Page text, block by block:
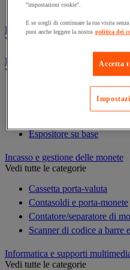
Vetrina per esposizione
Elezione
Vedi tutte le categorie
Espositore
Vedi tutte le categorie
Espositore su base
Incasso e gestione delle monete
Vedi tutte le categorie
Cassetta porta-valuta
Contasoldi e porta-monete
Contatore/separatore di
Scanner di codice a barre
Informatica e supporti
Vedi tutte le categorie
"impostazioni cookie".
E se scegli di continuare la tua visita
puoi anche leggere la nostra politica dei
Accetta